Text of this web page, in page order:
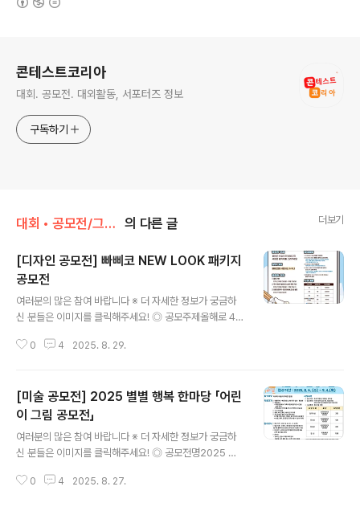
콘테스트코리아
대회. 공모전. 대외활동, 서포터즈 정보
구독하기
대회 • 공모전/그림 • 미술 • 디자인 • 웹툰. 의 다른 글 더보기
[디자인 공모전] 빠삐코 NEW LOOK 패키지
공모전
여러분의 많은 참여 바랍니다 ※ 더 자세한 정보가 궁금하
신 분들은 이미지를 클릭해주세요! ◎ 공모주제올해로 44
빠삐코를 사랑하는 누구나 ◎ 출품양식롯데웰푸드 아이스
s://tinyurl.com/2854bhyp*색연필, 물감 등을 활용한
손 그림 & PC, 전자패드 등을 이용한 디지털 그림 모두 참
여 가능 ◎ 참여방법① 프로필 링크 통해 템플릿 다운로드
② 자신만의 새로운 빠삐코 패키지 디자인 제작* 캐릭터 3
체, 형태 등 자유롭게 변경 가능하며, 다른 캐릭..
0 4 2025. 8. 29.
[미술 공모전] 2025 별별 행복 한마당 「어린
이 그림 공모전」
여러분의 많은 참여 바랍니다 ※ 더 자세한 정보가 궁금하
신 분들은 이미지를 클릭해주세요! ◎ 공모전명2025 별
아동 누구나(지역 제한 없음) ◎ 접수기간2025. 8. 6.(수)
0 4 2025. 8. 27.